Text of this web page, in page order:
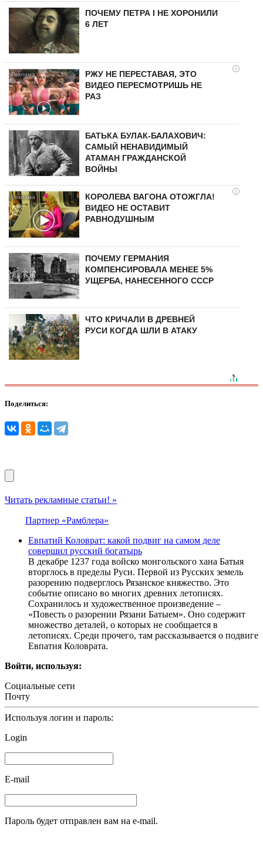
ПОЧЕМУ ПЕТРА I НЕ ХОРОНИЛИ
6 ЛЕТ
i
РЖУ НЕ ПЕРЕСТАВАЯ, ЭТО
ВИДЕО ПЕРЕСМОТРИШЬ НЕ
РАЗ
БАТЬКА БУЛАК-БАЛАХОВИЧ:
САМЫЙ НЕНАВИДИМЫЙ
АТАМАН ГРАЖДАНСКОЙ
ВОЙНЫ
i
КОРОЛЕВА ВАГОНА ОТОЖГЛА!
ВИДЕО НЕ ОСТАВИТ
РАВНОДУШНЫМ
ПОЧЕМУ ГЕРМАНИЯ
КОМПЕНСИРОВАЛА МЕНЕЕ 5%
УЩЕРБА, НАНЕСЕННОГО СССР
ЧТО КРИЧАЛИ В ДРЕВНЕЙ
РУСИ КОГДА ШЛИ В АТАКУ
Поделиться:
Читать рекламные статьи! »
Партнер «Рамблера»
Евпатий Коловрат: какой подвиг на самом деле
совершил русский богатырь
В декабре 1237 года войско монгольского хана Батыя
вторглось в пределы Руси. Первой из Русских земель
разорению подверглось Рязанское княжество. Это
событие описано во многих древних летописях.
Сохранилось и художественное произведение –
«Повесть о разорении Рязани Батыем». Оно содержит
множество деталей, о которых не сообщается в
летописях. Среди прочего, там рассказывается о подвиге
Евпатия Коловрата.
Войти, используя:
Социальные сети
Почту
Используя логин и пароль:
Login
E-mail
Пароль будет отправлен вам на e-mail.